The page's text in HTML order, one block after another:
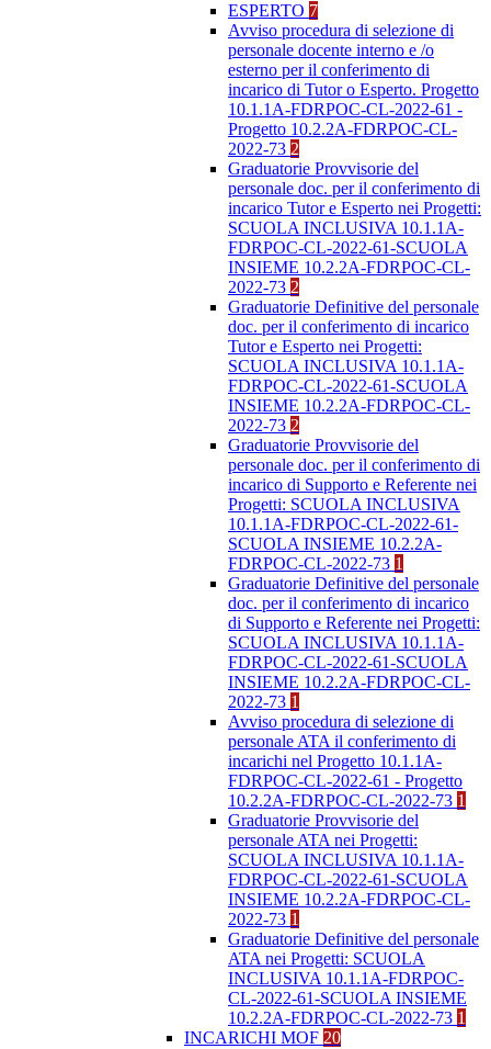
ESPERTO 7
Avviso procedura di selezione di
personale docente interno e /o
esterno per il conferimento di
incarico di Tutor o Esperto. Progetto
10.1.1A-FDRPOC-CL-2022-61 -
Progetto 10.2.2A-FDRPOC-CL-
2022-73 2
Graduatorie Provvisorie del
personale doc. per il conferimento di
incarico Tutor e Esperto nei Progetti:
SCUOLA INCLUSIVA 10.1.1A-
FDRPOC-CL-2022-61-SCUOLA
INSIEME 10.2.2A-FDRPOC-CL-
2022-73 2
Graduatorie Definitive del personale
doc. per il conferimento di incarico
Tutor e Esperto nei Progetti:
SCUOLA INCLUSIVA 10.1.1A-
FDRPOC-CL-2022-61-SCUOLA
INSIEME 10.2.2A-FDRPOC-CL-
2022-73 2
Graduatorie Provvisorie del
personale doc. per il conferimento di
incarico di Supporto e Referente nei
Progetti: SCUOLA INCLUSIVA
10.1.1A-FDRPOC-CL-2022-61-
SCUOLA INSIEME 10.2.2A-
FDRPOC-CL-2022-73 1
Graduatorie Definitive del personale
doc. per il conferimento di incarico
di Supporto e Referente nei Progetti:
SCUOLA INCLUSIVA 10.1.1A-
FDRPOC-CL-2022-61-SCUOLA
INSIEME 10.2.2A-FDRPOC-CL-
2022-73 1
Avviso procedura di selezione di
personale ATA il conferimento di
incarichi nel Progetto 10.1.1A-
FDRPOC-CL-2022-61 - Progetto
10.2.2A-FDRPOC-CL-2022-73 1
Graduatorie Provvisorie del
personale ATA nei Progetti:
SCUOLA INCLUSIVA 10.1.1A-
FDRPOC-CL-2022-61-SCUOLA
INSIEME 10.2.2A-FDRPOC-CL-
2022-73 1
Graduatorie Definitive del personale
ATA nei Progetti: SCUOLA
INCLUSIVA 10.1.1A-FDRPOC-
CL-2022-61-SCUOLA INSIEME
10.2.2A-FDRPOC-CL-2022-73 1
INCARICHI MOF 20